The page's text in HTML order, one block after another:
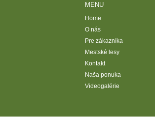
MENU
Home
O nás
Pre zákazníka
Mestské lesy
Kontakt
Naša ponuka
Videogalérie